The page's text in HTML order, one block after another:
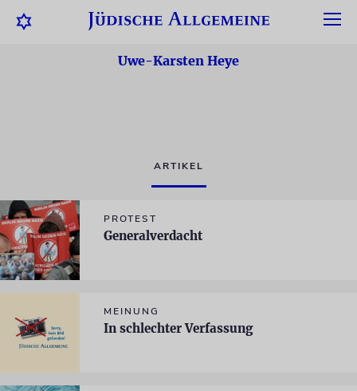
Uwe-Karsten Heye
ARTIKEL
PROTEST
Generalverdacht
MEINUNG
In schlechter Verfassung